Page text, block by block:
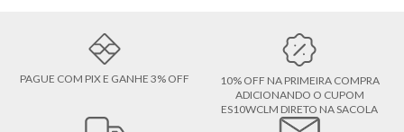
PAGUE COM PIX E GANHE 3% OFF
10% OFF NA PRIMEIRA COMPRA
ADICIONANDO O CUPOM
ES10WCLM DIRETO NA SACOLA